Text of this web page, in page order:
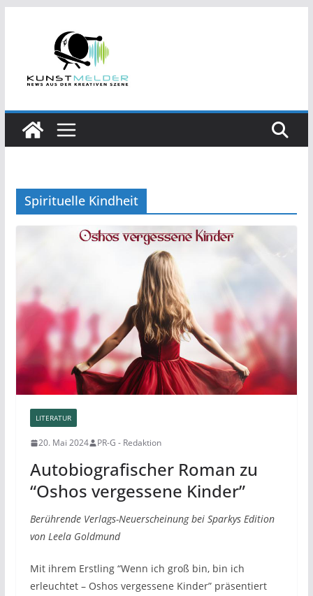
Spirituelle Kindheit
LITERATUR
20. Mai 2024 PR-G - Redaktion
Autobiografischer Roman zu
“Oshos vergessene Kinder”
Berührende Verlags-Neuerscheinung bei Sparkys Edition
von Leela Goldmund
Mit ihrem Erstling “Wenn ich groß bin, bin ich
erleuchtet – Oshos vergessene Kinder” präsentiert